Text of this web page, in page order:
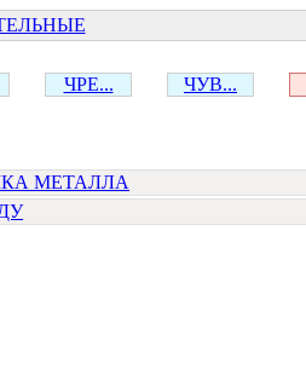
ЧРЕ... ЧУВ...
МЕТАЛЛА